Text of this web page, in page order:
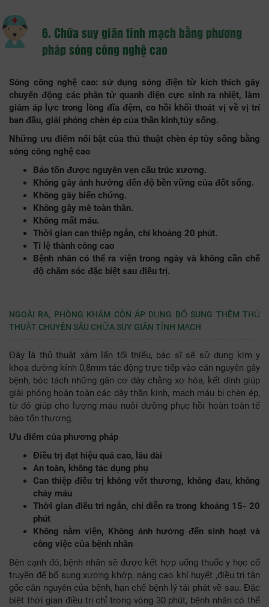
6. Chữa suy giãn tĩnh mạch bằng phương
pháp sóng công nghệ cao
Sóng công nghệ cao: sử dụng sóng điện từ kích thích gây
chuyển động các phân tử quanh điện cực sinh ra nhiệt, làm
giảm áp lực trong lòng đĩa đệm, co hồi khối thoát vị về vị trí
ban đầu, giải phóng chèn ép của thần kinh,tủy sống.
Những ưu điểm nổi bật của thủ thuật chèn ép tủy sống bằng
sóng công nghệ cao
Bảo tồn được nguyên vẹn cấu trúc xương.
Không gây ảnh hưởng đến độ bền vững của đốt sống.
Không gây biến chứng.
Không gây mê toàn thân.
Không mất máu.
Thời gian can thiệp ngắn, chỉ khoảng 20 phút.
Tỉ lệ thành công cao
Bệnh nhân có thể ra viện trong ngày và không cần chế
độ chăm sóc đặc biệt sau điều trị.
NGOÀI RA, PHÒNG KHÁM CÒN ÁP DỤNG BỔ SUNG THÊM THỦ
THUẬT CHUYÊN SÂU CHỮA SUY GIÃN TĨNH MẠCH
Đây
à thủ thuật xâm lấn tối thiểu, bác sĩ sẽ sử dụng kim y
khoa đường kính 0,8mm tác động trực tiếp vào căn nguyên gây
bệnh, bóc tách những gân cơ dây chằng xơ hóa, kết dính giúp
giải phóng hoàn toàn các dây thần kinh, mạch máu bị chèn ép,
từ đó giúp cho lượng máu nuôi dưỡng phục hồi hoàn toàn tế
bào tổn thương.
Ưu điểm của phương pháp
Điều trị đạt hiệu quả cao, lâu dài
An toàn, không tác dụng phụ
Can thiệp điều trị không vết thương, không đau, không
chảy máu
Thời gian điều tri ngắn, chỉ diễn ra trong khoảng 15- 20
phút
Không nằm viện, Không ảnh hưởng đến sinh hoạt và
công việc của bệnh nhân
Bên cạnh đó, bệnh nhân sẽ được kết hợp uống thuốc y học cổ
truyền để bổ sung xương khớp, nâng cao khí huyết ,điều trị tận
gốc căn nguyên của bệnh, hạn chế bệnh lý tái phát về sau. Đặc
biệt thời gian điều trị chỉ trong vòng 30 phút, bệnh nhân có thể